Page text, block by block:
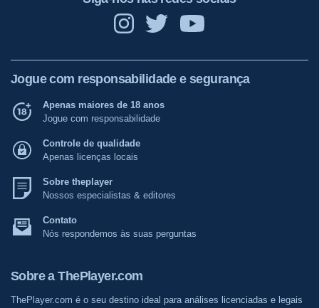
Jogue com responsabilidade e segurança
Apenas maiores de 18 anos
Jogue com responsabilidade
Controle de qualidade
Apenas licenças locais
Sobre theplayer
Nossos especialistas & editores
Contato
Nós respondemos às suas perguntas
Sobre a ThePlayer.com
ThePlayer.com é o seu destino ideal para análises licenciadas e legais